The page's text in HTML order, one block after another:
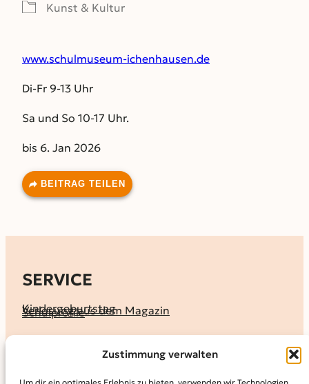
Zustimmung verwalten
Kunst & Kultur
www.schulmuseum-ichenhausen.de
Di-Fr 9-13 Uhr
Sa und So 10-17 Uhr.
bis 6. Jan 2026
BEITRAG TEILEN
SERVICE
Kindergeburtstag
Verlosung aus dem Magazin
Schulprofile
KALENDER